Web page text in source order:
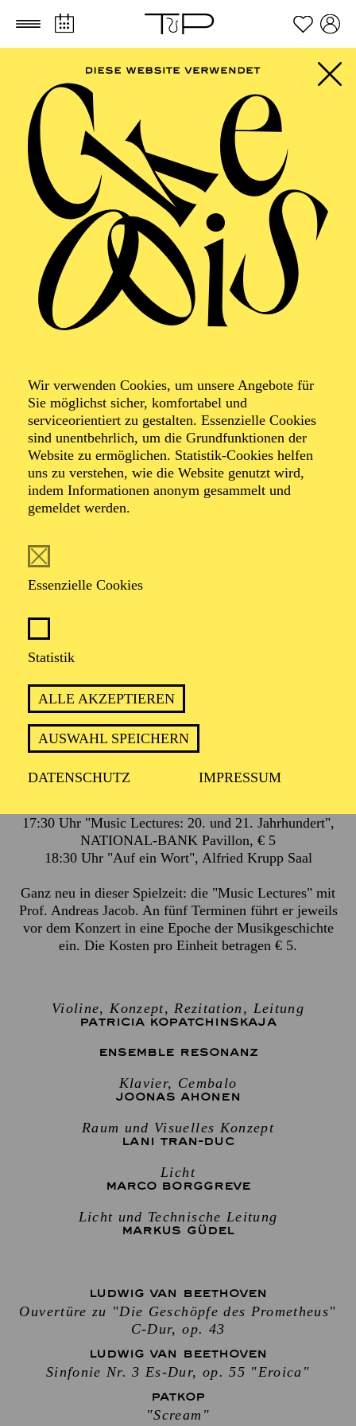
Zum Hauptinhalt springen Zum Footer springen
Wir verwenden Cookies, um unsere Angebote für
Sie möglichst sicher, komfortabel und
serviceorientiert zu gestalten. Essenzielle Cookies
sind unentbehrlich, um die Grundfunktionen der
Website zu ermöglichen. Statistik-Cookies helfen
uns zu verstehen, wie die Website genutzt wird,
indem Informationen anonym gesammelt und
gemeldet werden.
Essenzielle Cookies
Statistik
ALLE AKZEPTIEREN
AUSWAHL SPEICHERN
DATENSCHUTZ IMPRESSUM
PHILHARMONIE
Beethoven
"Prometheus"
Werke von Arnold Schönberg, Iannis Xenakis, Jean-
Féry Rebel, Ludwig van Beethoven, PATKOP
TERMIN
Sonntag 9. Mai 2027
17:30 Uhr "Music Lectures: 20. und 21. Jahrhundert",
NATIONAL-BANK Pavillon, € 5
18:30 Uhr "Auf ein Wort", Alfried Krupp Saal
Ganz neu in dieser Spielzeit: die "Music Lectures" mit
Prof. Andreas Jacob. An fünf Terminen führt er jeweils
vor dem Konzert in eine Epoche der Musikgeschichte
ein. Die Kosten pro Einheit betragen € 5.
Violine, Konzept, Rezitation, Leitung
PATRICIA KOPATCHINSKAJA
ENSEMBLE RESONANZ
Klavier, Cembalo
JOONAS AHONEN
Raum und Visuelles Konzept
LANI TRAN-DUC
Licht
MARCO BORGGREVE
Licht und Technische Leitung
MARKUS GÜDEL
LUDWIG VAN BEETHOVEN
Ouvertüre zu "Die Geschöpfe des Prometheus"
C-Dur, op. 43
LUDWIG VAN BEETHOVEN
Sinfonie Nr. 3 Es-Dur, op. 55 "Eroica"
PATKOP
"Scream"